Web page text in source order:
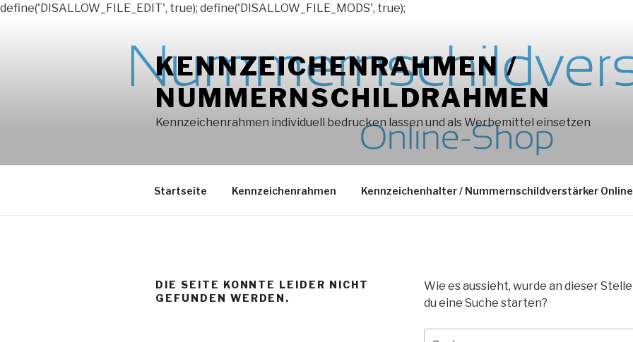
define('DISALLOW_FILE_EDIT', true); define('DISALLOW_FILE_MODS', true);
KENNZEICHENRAHMEN /
NUMMERNSCHILDRAHMEN
Kennzeichenrahmen individuell bedrucken lassen und als Werbemittel einsetzen
Startseite Kennzeichenrahmen Kennzeichenhalter / Nummernschildverstärker
DIE SEITE KONNTE LEIDER NICHT
GEFUNDEN WERDEN.
Wie es aussieht, wurde an dieser
du eine Suche starten?